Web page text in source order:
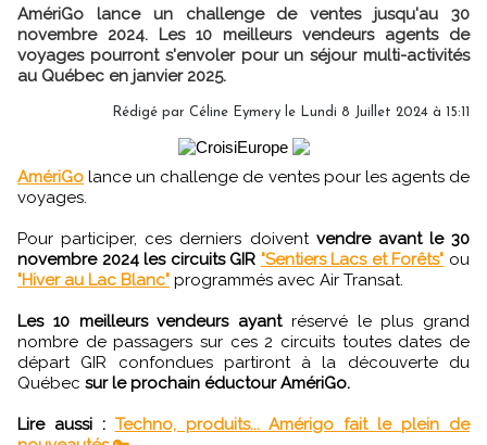
AmériGo lance un challenge de ventes jusqu'au 30
novembre 2024. Les 10 meilleurs vendeurs agents de
voyages pourront s'envoler pour un séjour multi-activités
au Québec en janvier 2025.
Rédigé par Céline Eymery le Lundi 8 Juillet 2024 à 15:11
AmériGo lance un challenge de ventes pour les agents de
voyages.
Pour participer, ces derniers doivent vendre avant le 30
novembre 2024 les circuits GIR "Sentiers Lacs et Forêts" ou
"Hiver au Lac Blanc" programmés avec Air Transat.
Les 10 meilleurs vendeurs ayantréservé le plus grand
nombre de passagers sur ces 2 circuits toutes dates de
départ GIR confondues partiront à la découverte du
Québec sur le prochain éductour AmériGo.
Lire aussi : Techno, produits... Amérigo fait le plein de